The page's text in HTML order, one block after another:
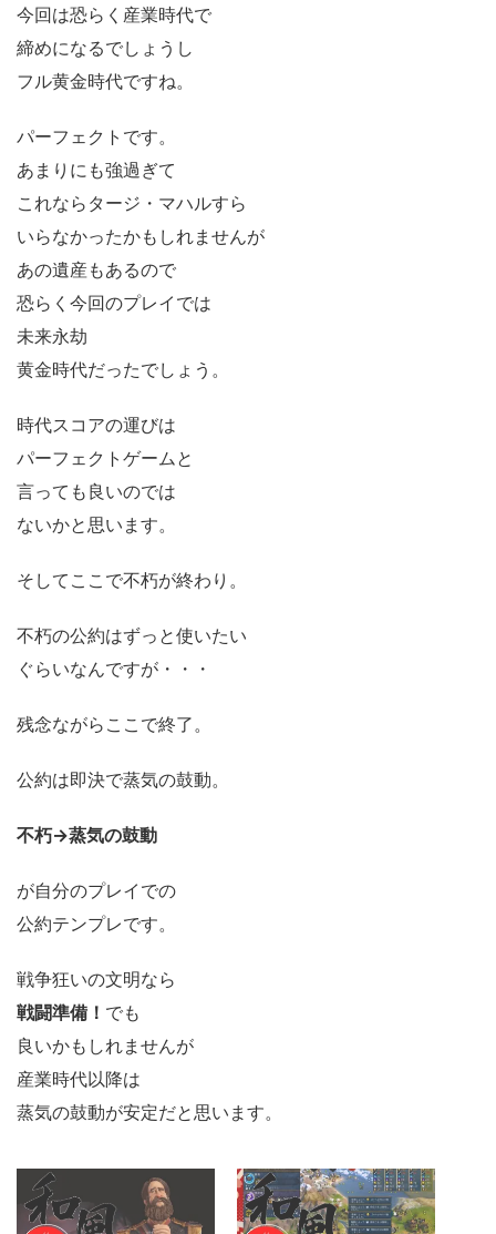
今回は恐らく産業時代で
締めになるでしょうし
フル黄金時代ですね。
パーフェクトです。
あまりにも強過ぎて
これならタージ・マハルすら
いらなかったかもしれませんが
あの遺産もあるので
恐らく今回のプレイでは
未来永劫
黄金時代だったでしょう。
時代スコアの運びは
パーフェクトゲームと
言っても良いのでは
ないかと思います。
そしてここで不朽が終わり。
不朽の公約はずっと使いたい
ぐらいなんですが・・・
残念ながらここで終了。
公約は即決で蒸気の鼓動。
不朽→蒸気の鼓動
が自分のプレイでの
公約テンプレです。
戦争狂いの文明なら
戦闘準備！ でも
良いかもしれませんが
産業時代以降は
蒸気の鼓動が安定だと思います。